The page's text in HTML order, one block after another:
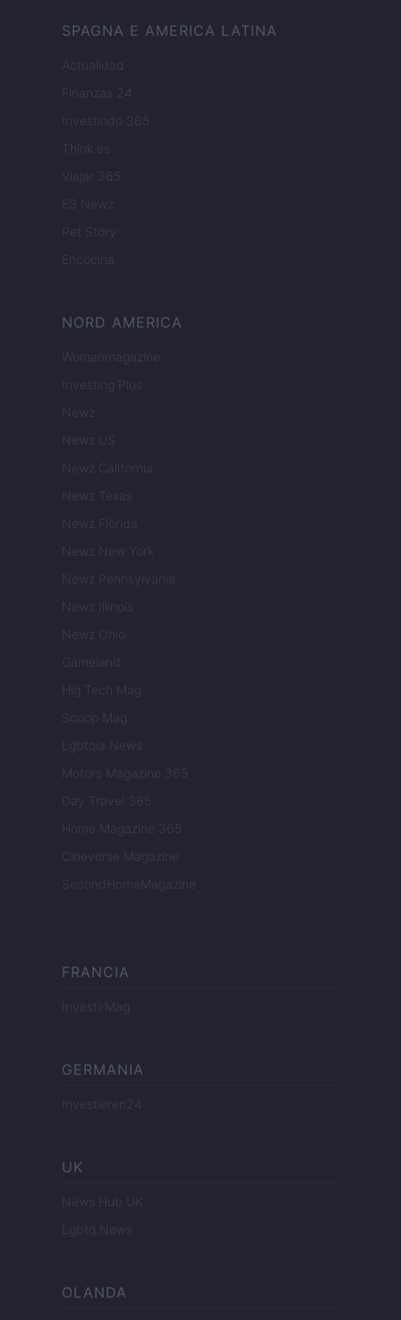
SPAGNA E AMERICA LATINA
Actualidad
Finanzas 24
Investindo 365
Think.es
Viajar 365
ES Newz
Pet Story
Encocina
NORD AMERICA
Womanmagazine
Investing Plus
Newz
Newz US
Newz California
Newz Texas
Newz Florida
Newz New York
Newz Pennsylvania
Newz Illinois
Newz Ohio
Gameland
Hig Tech Mag
Scoop Mag
Lgbtqia News
Motors Magazine 365
Day Travel 365
Home Magazine 365
Cineverse Magazine
SecondHomeMagazine
FRANCIA
InvestirMag
GERMANIA
Investieren24
UK
News Hub UK
Lgbtq News
OLANDA